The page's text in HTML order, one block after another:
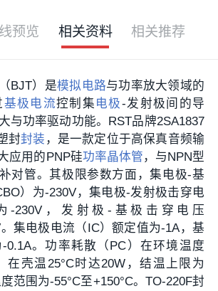
预览 相关资料 相关推荐
（BJT）是模拟电路与功率放大领域的
基极电流控制集 电极-发射极间的导
与功率驱动功能。RST品牌2SA1837
封封装 ，是一款定位于高保真音频输
应用的PNP硅功率晶体管 ，与NPN型
对管。其极限参数方面，集电极-基
）为-230V，集电极-发射极击穿电
-230V，发射极-基极击穿电压
。集电极电流（IC）额定值为-1A，基
0.1A。功率耗散（PC）在环境温度
在壳温25°C时达20W，结温上限为
范围为-55°C至+150°C。TO-220F封